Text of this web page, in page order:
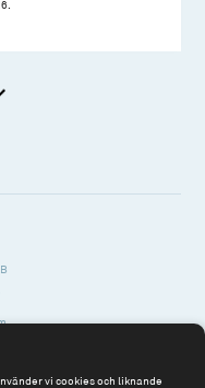
vi cookies och liknande